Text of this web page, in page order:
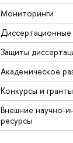
Мониторинги
Защиты
Академическое
Конкурсы и гранты
Внешние научно-
ресурсы